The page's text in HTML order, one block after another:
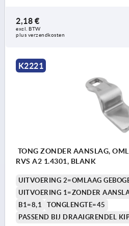
2,18 €
excl. BTW
plus verzendkosten
K2221
TONG ZONDER AANSLAG,
RVS A2 1.4301, BLANK
UITVOERING 2=OMLAAG
UITVOERING 1=ZONDER
B1=8,1
TONGLENGTE=45
PASSEND BIJ DRAAIGRENDEL